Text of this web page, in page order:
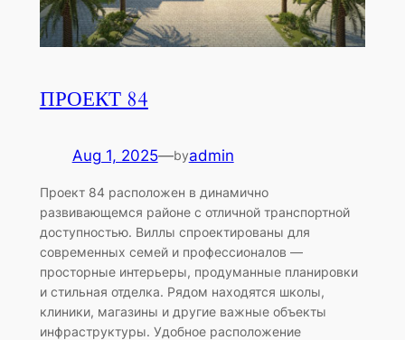
ПРОЕКТ 84
Aug 1, 2025—byadmin
Проект 84 расположен в динамично
развивающемся районе с отличной транспортной
доступностью. Виллы спроектированы для
современных семей и профессионалов —
просторные интерьеры, продуманные планировки
и стильная отделка. Рядом находятся школы,
клиники, магазины и другие важные объекты
инфраструктуры. Удобное расположение